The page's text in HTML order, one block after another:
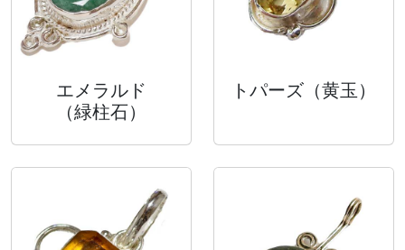
エメラルド
（緑柱石）
トパーズ （黄玉）